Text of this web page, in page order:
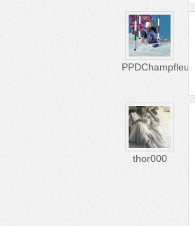
PPDChampfleury
thor000